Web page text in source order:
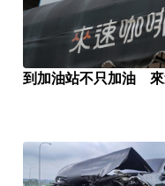
到加油站不只加油 來